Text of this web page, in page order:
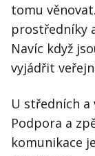
tomu
prostředníky
Navíc když
vyjádřit
U středních
Podpora a
komunikace